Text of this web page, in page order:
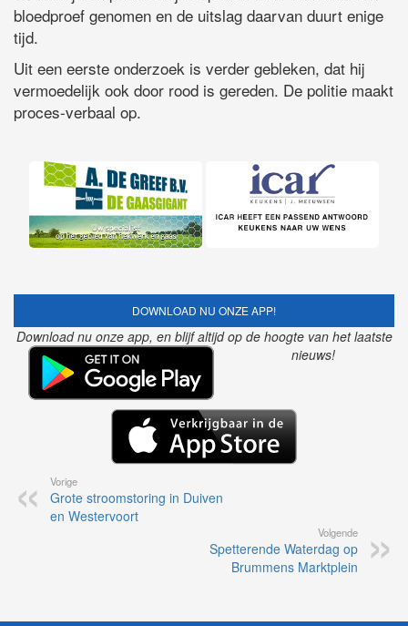
bloedproef genomen en de uitslag daarvan duurt enige
tijd.
Uit een eerste onderzoek is verder gebleken, dat hij
vermoedelijk ook door rood is gereden. De politie maakt
proces-verbaal op.
DOWNLOAD NU ONZE APP!
Download nu onze app, en blijf altijd op de hoogte van het laatste
nieuws!
Vorige
Grote stroomstoring in Duiven
en Westervoort
Volgende
Spetterende Waterdag op
Brummens Marktplein